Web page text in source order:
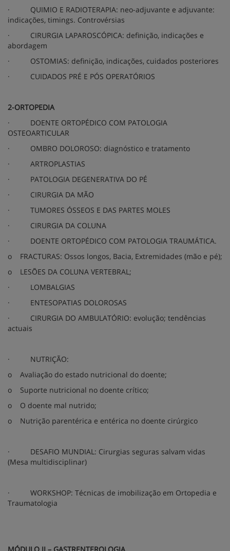
·
QUIMIO E RADIOTERAPIA: neo-adjuvante e adjuvante:
indicações, timings. Controvérsias
·
CIRURGIA LAPAROSCÓPICA: definição, indicações e
abordagem
·
OSTOMIAS: definição, indicações, cuidados posteriores
·
CUIDADOS PRÉ E PÓS OPERATÓRIOS
2-ORTOPEDIA
·
DOENTE ORTOPÉDICO COM PATOLOGIA
OSTEOARTICULAR
·
OMBRO DOLOROSO: diagnóstico e tratamento
·
ARTROPLASTIAS
·
PATOLOGIA DEGENERATIVA DO PÉ
·
CIRURGIA DA MÃO
·
TUMORES ÓSSEOS E DAS PARTES MOLES
·
CIRURGIA DA COLUNA
·
DOENTE ORTOPÉDICO COM PATOLOGIA TRAUMÁTICA.
o
FRACTURAS: Ossos longos, Bacia, Extremidades (mão e pé);
o
LESÕES DA COLUNA VERTEBRAL;
·
LOMBALGIAS
·
ENTESOPATIAS DOLOROSAS
·
CIRURGIA DO AMBULATÓRIO: evolução; tendências
actuais
·
NUTRIÇÃO:
o
Avaliação do estado nutricional do doente;
o
Suporte nutricional no doente crítico;
o
O doente mal nutrido;
o
Nutrição parentérica e entérica no doente cirúrgico
·
DESAFIO MUNDIAL: Cirurgias seguras salvam vidas
(Mesa multidisciplinar)
·
WORKSHOP: Técnicas de imobilização em Ortopedia e
Traumatologia